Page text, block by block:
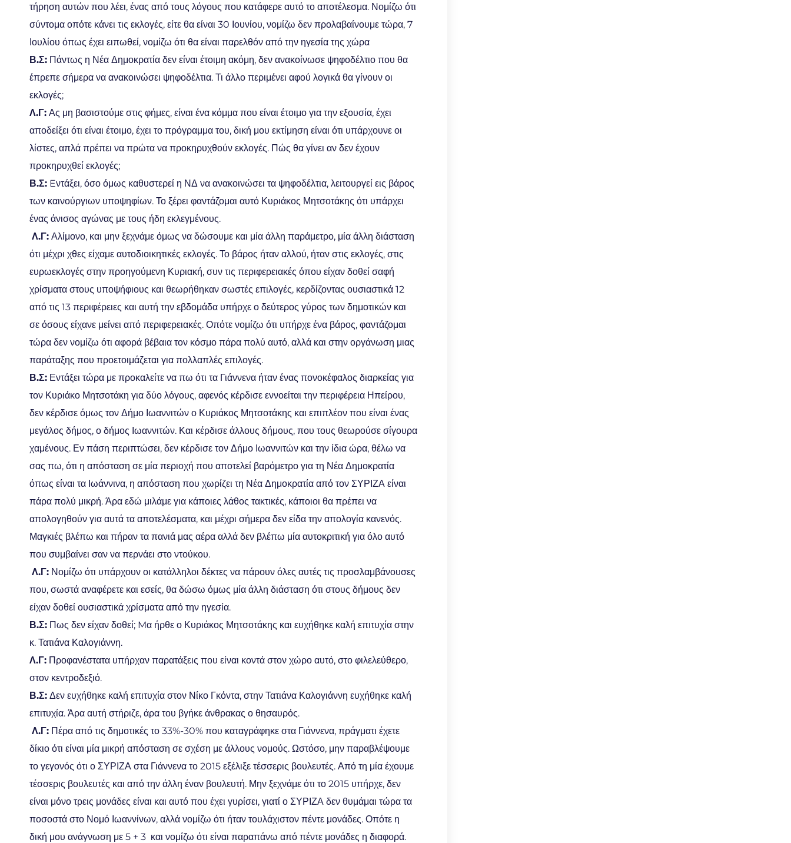
τήρηση αυτών που λέει, ένας από τους λόγους που κατάφερε αυτό το αποτέλεσμα. Νομίζω ότι
σύντομα οπότε κάνει τις εκλογές, είτε θα είναι 30 Ιουνίου, νομίζω δεν προλαβαίνουμε τώρα, 7
Ιουλίου όπως έχει ειπωθεί, νομίζω ότι θα είναι παρελθόν από την ηγεσία της χώρα
Β.Σ: Πάντως η Νέα Δημοκρατία δεν είναι έτοιμη ακόμη, δεν ανακοίνωσε ψηφοδέλτιο που θα
έπρεπε σήμερα να ανακοινώσει ψηφοδέλτια. Τι άλλο περιμένει αφού λογικά θα γίνουν οι
εκλογές;
Λ.Γ: Ας μη βασιστούμε στις φήμες, είναι ένα κόμμα που είναι έτοιμο για την εξουσία, έχει
αποδείξει ότι είναι έτοιμο, έχει το πρόγραμμα του, δική μου εκτίμηση είναι ότι υπάρχουνε οι
λίστες, απλά πρέπει να πρώτα να προκηρυχθούν εκλογές. Πώς θα γίνει αν δεν έχουν
προκηρυχθεί εκλογές;
Β.Σ: Eντάξει, όσο όμως καθυστερεί η ΝΔ να ανακοινώσει τα ψηφοδέλτια, λειτουργεί εις βάρος
των καινούργιων υποψηφίων. Το ξέρει φαντάζομαι αυτό Κυριάκος Μητσοτάκης ότι υπάρχει
ένας άνισος αγώνας με τους ήδη εκλεγμένους.
Λ.Γ: Αλίμονο, και μην ξεχνάμε όμως να δώσουμε και μία άλλη παράμετρο, μία άλλη διάσταση
ότι μέχρι χθες είχαμε αυτοδιοικητικές εκλογές. Το βάρος ήταν αλλού, ήταν στις εκλογές, στις
ευρωεκλογές στην προηγούμενη Κυριακή, συν τις περιφερειακές όπου είχαν δοθεί σαφή
χρίσματα στους υποψήφιους και θεωρήθηκαν σωστές επιλογές, κερδίζοντας ουσιαστικά 12
από τις 13 περιφέρειες και αυτή την εβδομάδα υπήρχε ο δεύτερος γύρος των δημοτικών και
σε όσους είχανε μείνει από περιφερειακές. Οπότε νομίζω ότι υπήρχε ένα βάρος, φαντάζομαι
τώρα δεν νομίζω ότι αφορά βέβαια τον κόσμο πάρα πολύ αυτό, αλλά και στην οργάνωση μιας
παράταξης που προετοιμάζεται για πολλαπλές επιλογές.
Β.Σ: Εντάξει τώρα με προκαλείτε να πω ότι τα Γιάννενα ήταν ένας πονοκέφαλος διαρκείας για
τον Κυριάκο Μητσοτάκη για δύο λόγους, αφενός κέρδισε εννοείται την περιφέρεια Ηπείρου,
δεν κέρδισε όμως τον Δήμο Ιωαννιτών ο Κυριάκος Μητσοτάκης και επιπλέον που είναι ένας
μεγάλος δήμος, ο δήμος Ιωαννιτών. Και κέρδισε άλλους δήμους, που τους θεωρούσε σίγουρα
χαμένους. Εν πάση περιπτώσει, δεν κέρδισε τον Δήμο Ιωαννιτών και την ίδια ώρα, θέλω να
σας πω, ότι η απόσταση σε μία περιοχή που αποτελεί βαρόμετρο για τη Νέα Δημοκρατία
όπως είναι τα Ιωάννινα, η απόσταση που χωρίζει τη Νέα Δημοκρατία από τον ΣΥΡΙΖΑ είναι
πάρα πολύ μικρή. Άρα εδώ μιλάμε για κάποιες λάθος τακτικές, κάποιοι θα πρέπει να
απολογηθούν για αυτά τα αποτελέσματα, και μέχρι σήμερα δεν είδα την απολογία κανενός.
Μαγκιές βλέπω και πήραν τα πανιά μας αέρα αλλά δεν βλέπω μία αυτοκριτική για όλο αυτό
που συμβαίνει σαν να περνάει στο ντούκου.
Λ.Γ: Νομίζω ότι υπάρχουν οι κατάλληλοι δέκτες να πάρουν όλες αυτές τις προσλαμβάνουσες
που, σωστά αναφέρετε και εσείς, θα δώσω όμως μία άλλη διάσταση ότι στους δήμους δεν
είχαν δοθεί ουσιαστικά χρίσματα από την ηγεσία.
Β.Σ: Πως δεν είχαν δοθεί; Mα ήρθε ο Κυριάκος Μητσοτάκης και ευχήθηκε καλή επιτυχία στην
κ. Τατιάνα Καλογιάννη.
Λ.Γ: Προφανέστατα υπήρχαν παρατάξεις που είναι κοντά στον χώρο αυτό, στο φιλελεύθερο,
στον κεντροδεξιό.
Β.Σ: Δεν ευχήθηκε καλή επιτυχία στον Νίκο Γκόντα, στην Τατιάνα Καλογιάννη ευχήθηκε καλή
επιτυχία. Άρα αυτή στήριζε, άρα του βγήκε άνθρακας ο θησαυρός.
Λ.Γ: Πέρα από τις δημοτικές το 33%-30% που καταγράφηκε στα Γιάννενα, πράγματι έχετε
δίκιο ότι είναι μία μικρή απόσταση σε σχέση με άλλους νομούς. Ωστόσο, μην παραβλέψουμε
το γεγονός ότι ο ΣΥΡΙΖΑ στα Γιάννενα το 2015 εξέλιξε τέσσερις βουλευτές. Από τη μία έχουμε
τέσσερις βουλευτές και από την άλλη έναν βουλευτή. Μην ξεχνάμε ότι το 2015 υπήρχε, δεν
είναι μόνο τρεις μονάδες είναι και αυτό που έχει γυρίσει, γιατί ο ΣΥΡΙΖΑ δεν θυμάμαι τώρα τα
ποσοστά στο Νομό Ιωαννίνων, αλλά νομίζω ότι ήταν τουλάχιστον πέντε μονάδες. Οπότε η
δική μου ανάγνωση με 5 + 3 και νομίζω ότι είναι παραπάνω από πέντε μονάδες η διαφορά.